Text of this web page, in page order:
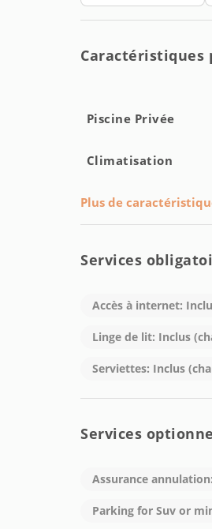
• 20 minutes en
• 10 minutes en
CUSR :
Caractéristiques
Piscine Privée
Climatisation
Plus de
Services
Accès à internet:
Linge de lit: Inclus
Serviettes: Inclus
Services
Assurance
Parking for Suv or